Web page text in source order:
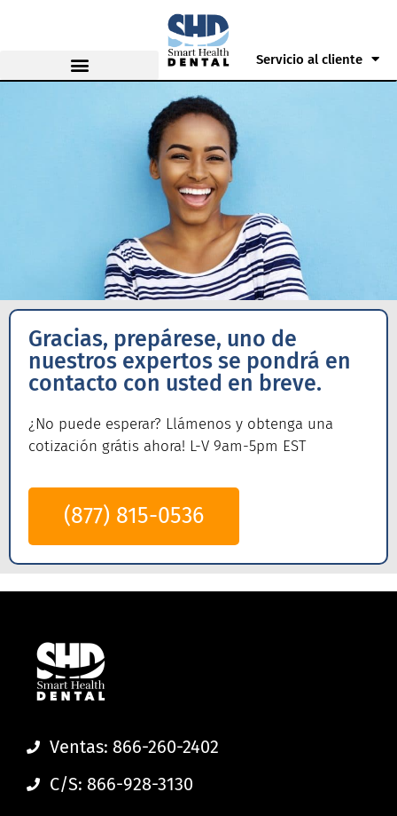
Servicio al cliente
Gracias, prepárese, uno de
nuestros expertos se pondrá en
contacto con usted en breve.
¿No puede esperar? Llámenos y obtenga una
cotización grátis ahora! L-V 9am-5pm EST
(877) 815-0536
Ventas: 866-260-2402
C/S: 866-928-3130